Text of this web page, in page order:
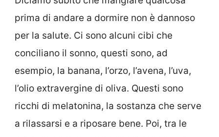
prima di andare a dormire non è dannoso
per la salute. Ci sono alcuni cibi che
conciliano il sonno, questi sono, ad
esempio, la banana, l’orzo, l’avena, l’uva,
l’olio extravergine di oliva. Questi sono
ricchi di melatonina, la sostanza che serve
a rilassarsi e a riposare bene. Poi, tra le